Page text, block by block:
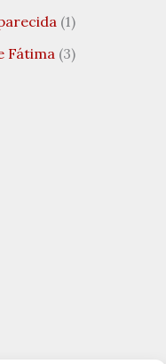
(1)
Fátima(3)